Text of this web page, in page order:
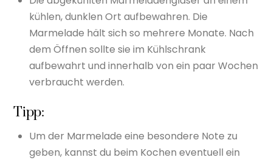
kühlen, dunklen Ort aufbewahren. Die
Marmelade hält sich so mehrere Monate. Nach
dem Öffnen sollte sie im Kühlschrank
aufbewahrt und innerhalb von ein paar Wochen
verbraucht werden.
Tipp:
Um der Marmelade eine besondere Note zu
geben, kannst du beim Kochen eventuell ein